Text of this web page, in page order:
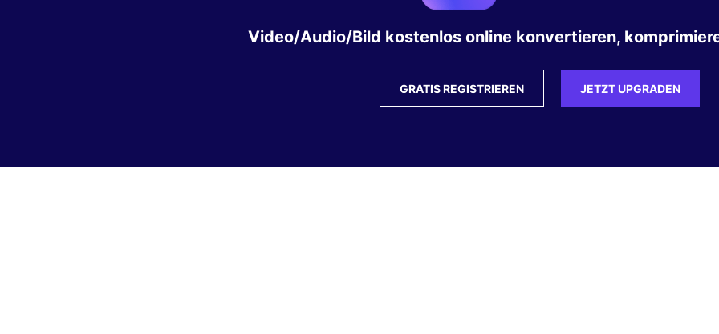
Video/Audio/Bild kostenlos online konvertieren,
GRATIS REGISTRIEREN JETZT UPGRADEN